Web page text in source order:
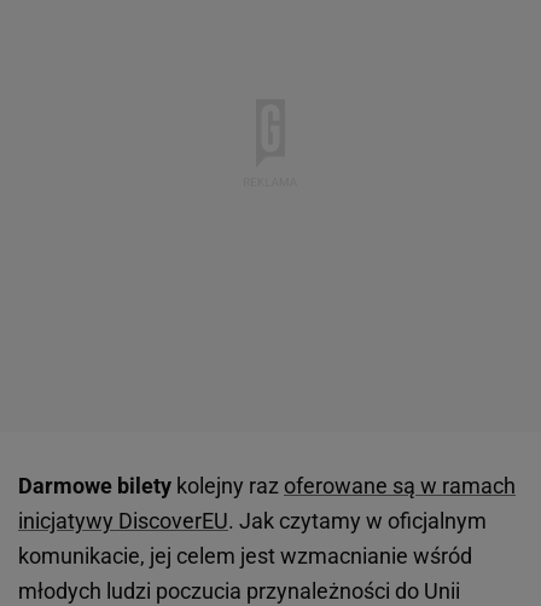
Darmowe bilety kolejny raz oferowane są w ramach
inicjatywy DiscoverEU. Jak czytamy w oficjalnym
komunikacie, jej celem jest wzmacnianie wśród
młodych ludzi poczucia przynależności do Unii